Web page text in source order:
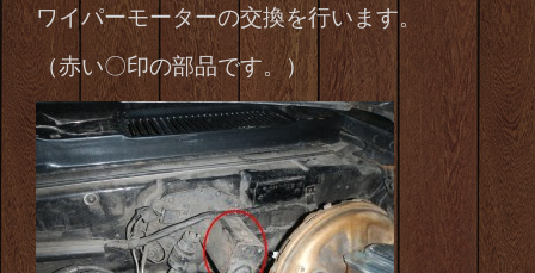
ワイパーモーターの交換を行います。
（赤い〇印の部品です。）